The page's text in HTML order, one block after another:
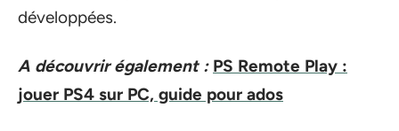
développées.
A découvrir également : PS Remote Play :
jouer PS4 sur PC, guide pour ados